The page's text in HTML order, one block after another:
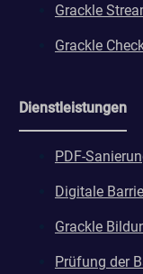
Grackle
Grackle
Dienstleistungen
PDF-
Digitale
Grackle
Prüfung der